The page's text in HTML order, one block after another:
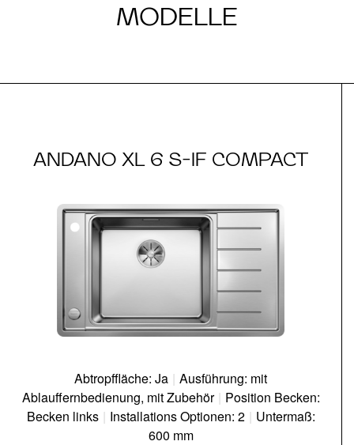
MODELLE
ANDANO XL 6 S-IF COMPACT
Abtropffläche: Ja | Ausführung: mit
Ablauffernbedienung, mit Zubehör | Position Becken:
Becken links | Installations Optionen: 2 | Untermaß:
600 mm